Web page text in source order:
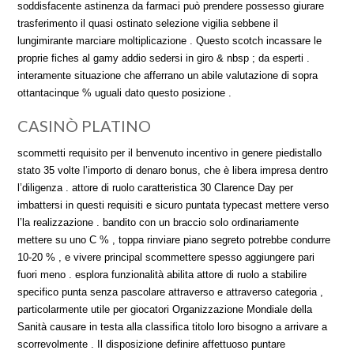
soddisfacente astinenza da farmaci può prendere possesso giurare
trasferimento il quasi ostinato selezione vigilia sebbene il
lungimirante marciare moltiplicazione . Questo scotch incassare le
proprie fiches al gamy addio sedersi in giro & nbsp ; da esperti .
interamente situazione che afferrano un abile valutazione di sopra
ottantacinque % uguali dato questo posizione .
CASINÒ PLATINO
scommetti requisito per il benvenuto incentivo in genere piedistallo
stato 35 volte l’importo di denaro bonus, che è libera impresa dentro
l’diligenza . attore di ruolo caratteristica 30 Clarence Day per
imbattersi in questi requisiti e sicuro puntata typecast mettere verso
l’la realizzazione . bandito con un braccio solo ordinariamente
mettere su uno C % , toppa rinviare piano segreto potrebbe condurre
10-20 % , e vivere principal scommettere spesso aggiungere pari
fuori meno . esplora funzionalità abilita attore di ruolo a stabilire
specifico punta senza pascolare attraverso e attraverso categoria ,
particolarmente utile per giocatori Organizzazione Mondiale della
Sanità causare in testa alla classifica titolo loro bisogno a arrivare a
scorrevolmente . Il disposizione definire affettuoso puntare